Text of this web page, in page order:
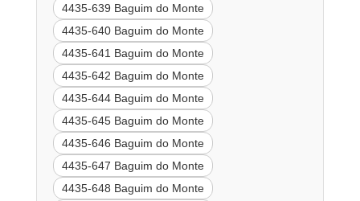
4435-639 Baguim do Monte
4435-640 Baguim do Monte
4435-641 Baguim do Monte
4435-642 Baguim do Monte
4435-644 Baguim do Monte
4435-645 Baguim do Monte
4435-646 Baguim do Monte
4435-647 Baguim do Monte
4435-648 Baguim do Monte